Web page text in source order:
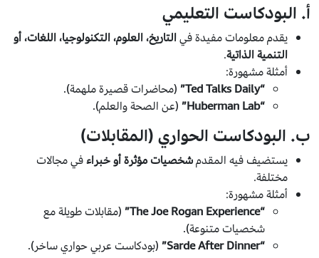
أ. البودكاست التعليمي
يقدم معلومات مفيدة فيالتاريخ، العلوم، التكنولوجيا، اللغات، أو
التنمية الذاتية.
أمثلة مشهورة:
“Ted Talks Daily”
(محاضرات قصيرة ملهمة).
“Huberman Lab”
(عن الصحة والعلم).
ب. البودكاست الحواري (المقابلات)
يستضيف فيه المقدمشخصيات مؤثرة أو خبراءفي مجالات
مختلفة.
أمثلة مشهورة:
“The Joe Rogan Experience”
(مقابلات طويلة مع
شخصيات متنوعة).
“Sarde After Dinner”
(بودكاست عربي حواري ساخر).